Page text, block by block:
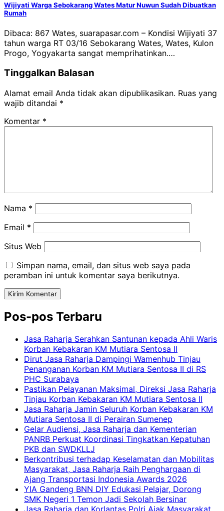
Wijiyati Warga Sebokarang Wates Matur Nuwun Sudah Dibuatkan
Rumah
Dibaca: 867 Wates, suarapasar.com – Kondisi Wijiyati 37
tahun warga RT 03/16 Sebokarang Wates, Wates, Kulon
Progo, Yogyakarta sangat memprihatinkan.…
Tinggalkan Balasan
Alamat email Anda tidak akan dipublikasikan. Ruas yang
wajib ditandai *
Komentar *
Nama *
Email *
Situs Web
Simpan nama, email, dan situs web saya pada
peramban ini untuk komentar saya berikutnya.
Pos-pos Terbaru
Jasa Raharja Serahkan Santunan kepada Ahli Waris
Korban Kebakaran KM Mutiara Sentosa II
Dirut Jasa Raharja Dampingi Wamenhub Tinjau
Penanganan Korban KM Mutiara Sentosa II di RS
PHC Surabaya
Pastikan Pelayanan Maksimal, Direksi Jasa Raharja
Tinjau Korban Kebakaran KM Mutiara Sentosa II
Jasa Raharja Jamin Seluruh Korban Kebakaran KM
Mutiara Sentosa II di Perairan Sumenep
Gelar Audiensi, Jasa Raharja dan Kementerian
PANRB Perkuat Koordinasi Tingkatkan Kepatuhan
PKB dan SWDKLLJ
Berkontribusi terhadap Keselamatan dan Mobilitas
Masyarakat, Jasa Raharja Raih Penghargaan di
Ajang Transportasi Indonesia Awards 2026
YIA Gandeng BNN DIY Edukasi Pelajar, Dorong
SMK Negeri 1 Temon Jadi Sekolah Bersinar
Jasa Raharja dan Korlantas Polri Ajak Masyarakat